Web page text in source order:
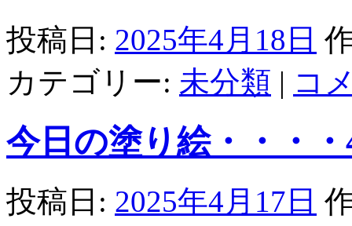
投稿日: 2025年4月18日
カテゴリー: 未分類 | コ
今日の塗り絵・・・・
投稿日: 2025年4月17日